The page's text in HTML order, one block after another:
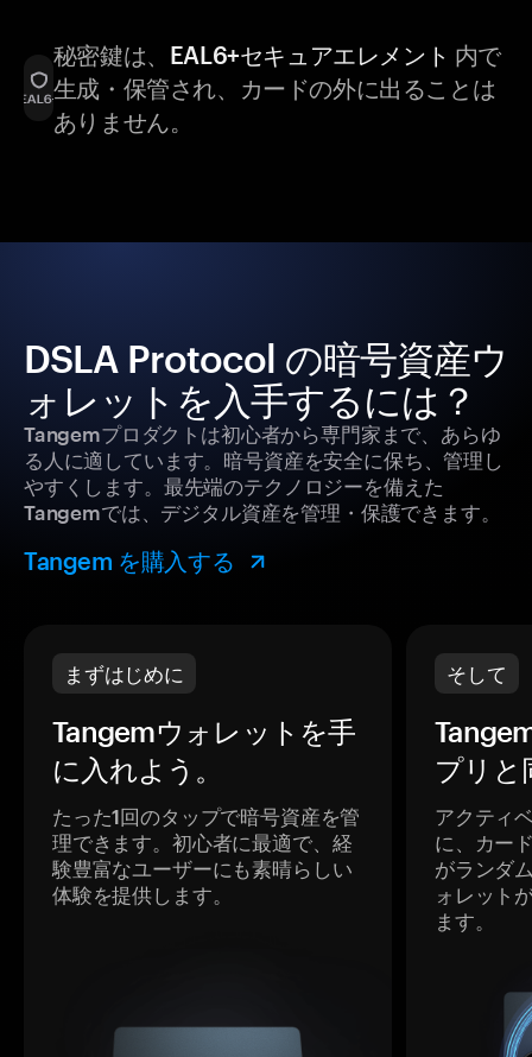
秘密鍵は、 EAL6+セキュアエレメント 内で
生成・保管され、カードの外に出ることは
ありません。
DSLA Protocol の暗号資産ウ
ォレットを入手するには？
Tangemプロダクトは初心者から専門家まで、あらゆ
る人に適しています。暗号資産を安全に保ち、管理し
やすくします。最先端のテクノロジーを備えた
Tangemでは、デジタル資産を管理・保護できます。
Tangem を購入する
まずはじめに
Tangemウォレットを手
に入れよう。
たった1回のタップで暗号資産を管
理できます。初心者に最適で、経
験豊富なユーザーにも素晴らしい
体験を提供します。
そして
プリと
アクティ
に、カー
がランダ
ォレット
ます。